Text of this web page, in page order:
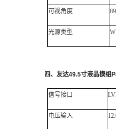
可视角度
光源类型
四、 友达49.5寸液晶模组
信号接口
电压输入